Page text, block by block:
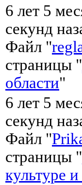
6 лет 5
секунд
Файл "
страницы "
области"
6 лет 5
секунд
Файл "
страницы "
культуре